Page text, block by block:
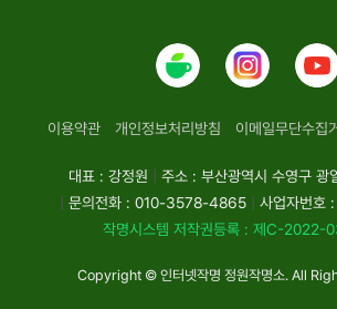
이용약관 개인정보처리방침 이메일무단수집
대표 : 강정원
주소 : 부산광역시 수영구 광
문의전화 : 010-3578-4865
사업자번호
작명시스템 저작권등록 : 제C-2022-
Copyright © 인터넷작명 정원작명소. All